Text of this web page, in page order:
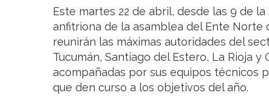
Este martes 22 de abril, desde las 9 de
anfitriona de la asamblea del Ente Norte
reunirán las máximas autoridades del
Tucumán, Santiago del Estero, La Rioja y
acompañadas por sus equipos técnicos
que den curso a los objetivos del año.